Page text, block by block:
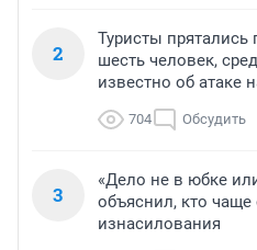
2
Туристы
шесть человек,
известно об атаке
704 Обсудить
3
«Дело не в юбке
объяснил, кто чаще
изнасилования